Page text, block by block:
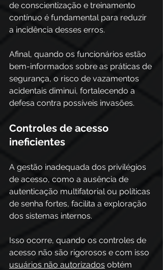
de conscientização e treinamento
contínuo é fundamental para reduzir
a incidência desses erros.
Afinal, quando os funcionários estão
bem-informados sobre as práticas de
segurança, o risco de vazamentos
acidentais diminui, fortalecendo a
defesa contra possíveis invasões.
Controles de acesso
ineficientes
A gestão inadequada dos privilégios
de acesso, como a ausência de
autenticação multifatorial ou políticas
de senha fortes, facilita a exploração
dos sistemas internos.
Isso ocorre, quando os controles de
acesso não são rigorosos e com isso
usuários não autorizados obtém